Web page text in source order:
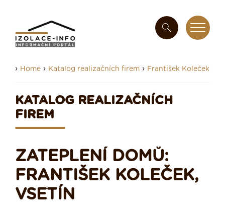
› Home › Katalog realizačních firem › František Koleček
KATALOG REALIZAČNÍCH
FIREM
ZATEPLENÍ DOMŮ:
FRANTIŠEK KOLEČEK,
VSETÍN